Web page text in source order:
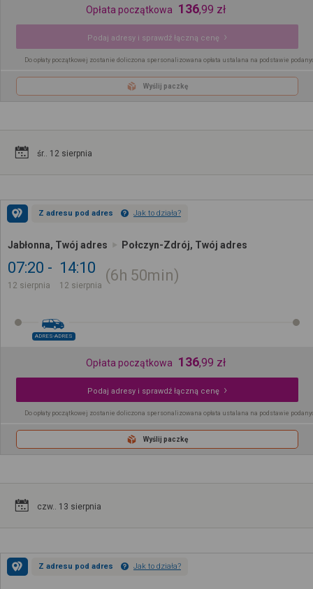
Opłata początkowa 136,99 zł
Podaj adresy i sprawdź łączną cenę
Do opłaty początkowej zostanie doliczona spersonalizowana opłata ustalana na podstawie
Wyślij paczkę
śr.. 12 sierpnia
Z adresu pod adres Jak to działa?
Jabłonna, Twój adres Połczyn-Zdrój, Twój adres
07:20
12 sierpnia
14:10
12 sierpnia
6h 50min
ADRES-ADRES
Opłata początkowa 136,99 zł
Podaj adresy i sprawdź łączną cenę
Do opłaty początkowej zostanie doliczona spersonalizowana opłata ustalana na podstawie
Wyślij paczkę
czw.. 13 sierpnia
Z adresu pod adres Jak to działa?